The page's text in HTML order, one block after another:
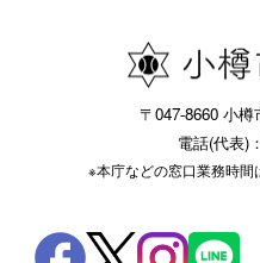
〒047-8660 小
電話(代表)
※本庁などの窓口業務時間